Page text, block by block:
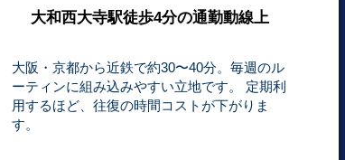
大和西大寺駅徒歩4分の通勤動線上
大阪・京都から近鉄で約30〜40分。毎週のル
ーティンに組み込みやすい立地です。 定期利
用するほど、往復の時間コストが下がりま
す。